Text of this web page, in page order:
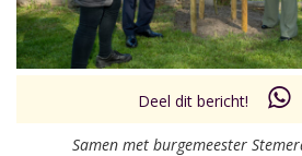
Deel dit bericht!
Samen met burgemeester